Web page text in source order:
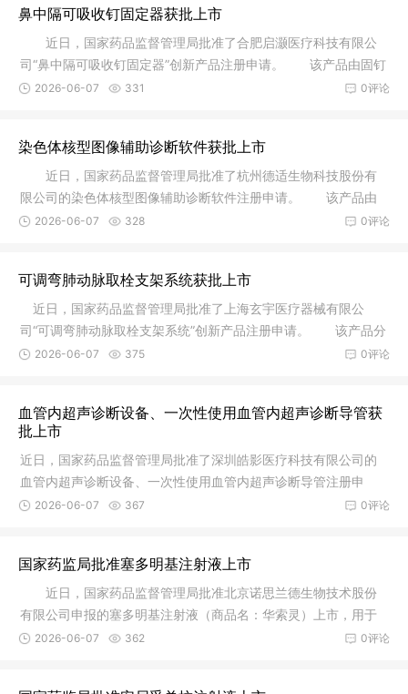
鼻中隔可吸收钉固定器获批上市
近日，国家药品监督管理局批准了合肥启灏医疗科技有限公
司“鼻中隔可吸收钉固定器”创新产品注册申请。 该产品由固钉
器和
0评论
2026-06-07 331
染色体核型图像辅助诊断软件获批上市
近日，国家药品监督管理局批准了杭州德适生物科技股份有
限公司的染色体核型图像辅助诊断软件注册申请。 该产品由
软件安装
0评论
2026-06-07 328
可调弯肺动脉取栓支架系统获批上市
近日，国家药品监督管理局批准了上海玄宇医疗器械有限公
司“可调弯肺动脉取栓支架系统”创新产品注册申请。 该产品分
为调弯
0评论
2026-06-07 375
血管内超声诊断设备、一次性使用血管内超声诊断导管获
批上市
近日，国家药品监督管理局批准了深圳皓影医疗科技有限公司的
血管内超声诊断设备、一次性使用血管内超声诊断导管注册申
请。血管内
0评论
2026-06-07 367
国家药监局批准塞多明基注射液上市
近日，国家药品监督管理局批准北京诺思兰德生物技术股份
有限公司申报的塞多明基注射液（商品名：华索灵）上市，用于
治疗不适
0评论
2026-06-07 362